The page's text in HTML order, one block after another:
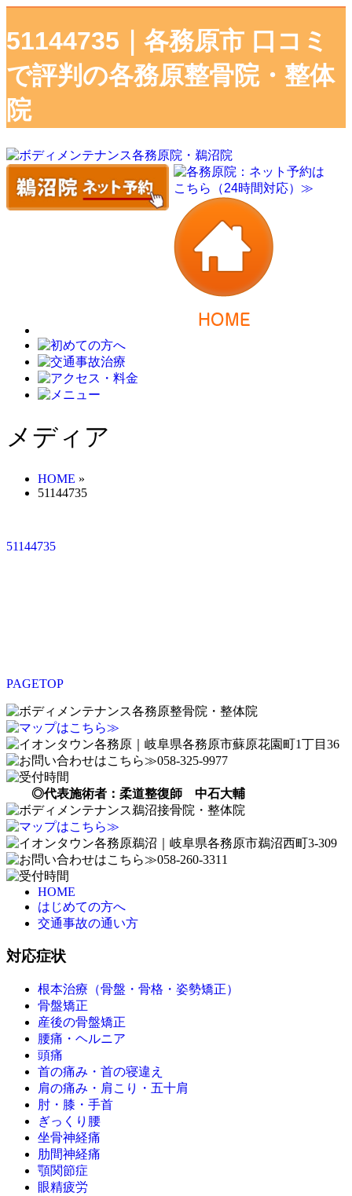
51144735｜各務原市 口コミ
で評判の各務原整骨院・整体
院
メディア
HOME »
51144735
51144735
PAGETOP
◎代表施術者：柔道整復師 中石大輔
HOME
はじめての方へ
交通事故の通い方
対応症状
根本治療（骨盤・骨格・姿勢矯正）
骨盤矯正
産後の骨盤矯正
腰痛・ヘルニア
頭痛
首の痛み・首の寝違え
肩の痛み・肩こり・五十肩
肘・膝・手首
ぎっくり腰
坐骨神経痛
肋間神経痛
顎関節症
眼精疲労